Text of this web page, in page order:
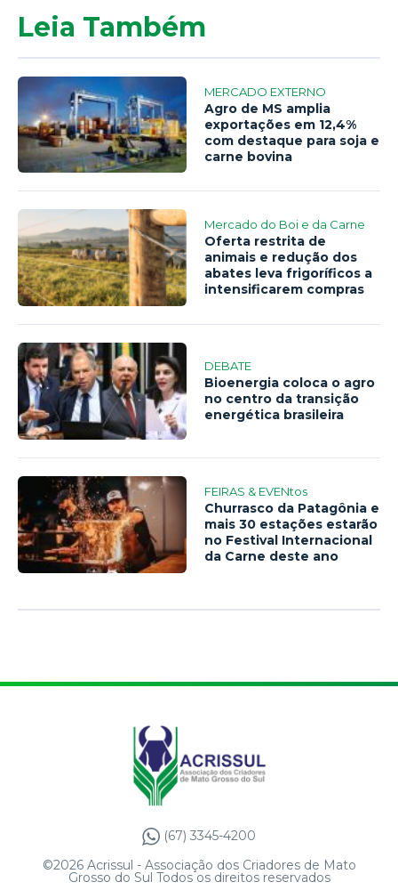
Leia Também
MERCADO EXTERNO
Agro de MS amplia
exportações em 12,4%
com destaque para soja e
carne bovina
Mercado do Boi e da Carne
Oferta restrita de
animais e redução dos
abates leva frigoríficos a
intensificarem compras
DEBATE
Bioenergia coloca o agro
no centro da transição
energética brasileira
FEIRAS & EVENtos
Churrasco da Patagônia e
mais 30 estações estarão
no Festival Internacional
da Carne deste ano
(67) 3345-4200
©2026 Acrissul - Associação dos Criadores de Mato
Grosso do Sul Todos os direitos reservados